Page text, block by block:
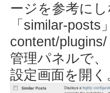
ージを参考に
「similar-
content/
管理パネルで
設定画面を開